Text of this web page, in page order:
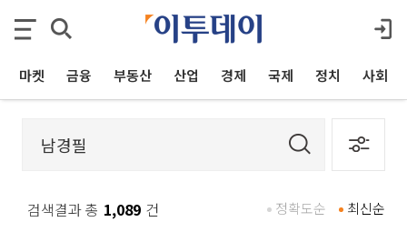
마켓 금융 부동산 산업 경제 국제 정치 사회
검색결과 총 1,089 건 최신순
정확도순